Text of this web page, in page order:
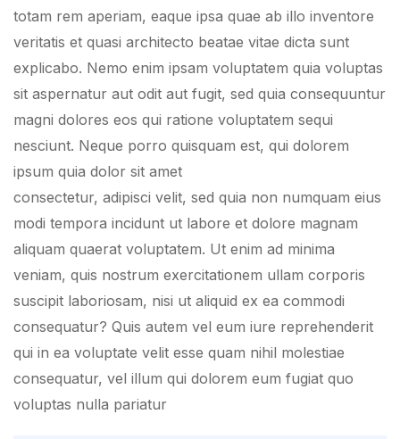
totam rem aperiam, eaque ipsa quae ab illo inventore
veritatis et quasi architecto beatae vitae dicta sunt
explicabo. Nemo enim ipsam voluptatem quia voluptas
sit aspernatur aut odit aut fugit, sed quia consequuntur
magni dolores eos qui ratione voluptatem sequi
nesciunt. Neque porro quisquam est, qui dolorem
ipsum quia dolor sit amet
consectetur, adipisci velit, sed quia non numquam eius
modi tempora incidunt ut labore et dolore magnam
aliquam quaerat voluptatem. Ut enim ad minima
veniam, quis nostrum exercitationem ullam corporis
suscipit laboriosam, nisi ut aliquid ex ea commodi
consequatur? Quis autem vel eum iure reprehenderit
qui in ea voluptate velit esse quam nihil molestiae
consequatur, vel illum qui dolorem eum fugiat quo
voluptas nulla pariatur